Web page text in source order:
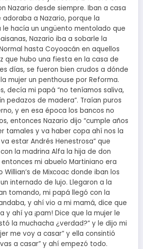
Nazario desde siempre. Iban a casa
adoraba a Nazario, porque la
hacía un ungüento mentolado que
Nazario iba a sobarle la
hasta Coyoacán en aquellos
que hubo una fiesta en la casa de
días, se fueron bien crudos a dónde
mujer un penthouse por Reforma.
decía mi papá “no teníamos saliva,
pedazos de madera”. Traían puros
y en esa época los bancos no
entonces Nazario dijo “cumple años
tamales y va haber copa ahí nos la
estar Andrés Henestrosa” que
la madrina Alfa la hija de don
entonces mi abuelo Martiniano era
de Mixcoac donde iban los
internado de lujo. Llegaron a la
tomando, mi papá llegó con la
y ahí vio a mi mamá, dice que
y ahí ya ¡pam! Dice que la mujer le
la muchacha ¿verdad?” y le dijo mi
me voy a casar” y ella consintió
a casar” y ahí empezó todo.